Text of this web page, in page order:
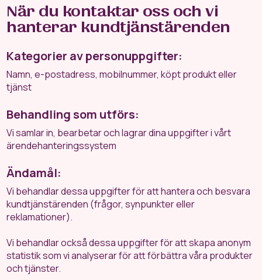
När du kontaktar oss och vi
hanterar kundtjänstärenden
Kategorier av personuppgifter:
Namn, e-postadress, mobilnummer, köpt produkt eller
tjänst
Behandling som utförs:
Vi samlar in, bearbetar och lagrar dina uppgifter i vårt
ärendehanteringssystem
Ändamål:
Vi behandlar dessa uppgifter för att hantera och besvara
kundtjänstärenden (frågor, synpunkter eller
reklamationer).
Vi behandlar också dessa uppgifter för att skapa anonym
statistik som vi analyserar för att förbättra våra produkter
och tjänster.